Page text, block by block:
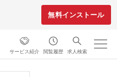
無料インストール
サービス紹介 閲覧履歴 求人検索